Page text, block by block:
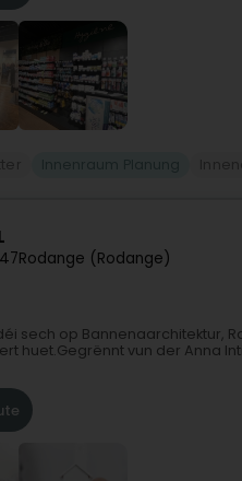
Rodange (Rodange)
sech op Bannenaarchitektur,
huet.Gegrënnt vun der Anna